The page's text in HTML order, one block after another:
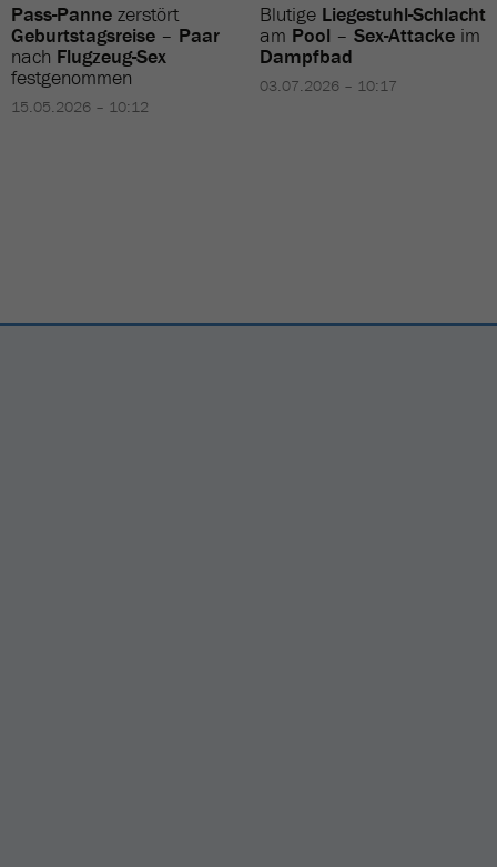
Pass-Panne zerstört
Geburtstagsreise – Paar
nach Flugzeug-Sex
festgenommen
15.05.2026 – 10:12
Blutige Liegestuhl-Schlacht
am Pool – Sex-Attacke im
Dampfbad
03.07.2026 – 10:17